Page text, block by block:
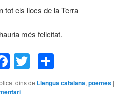
tot els llocs de la Terra
més felicitat.
Facebook
Twitter
dins de Llengua catalana, poemes |